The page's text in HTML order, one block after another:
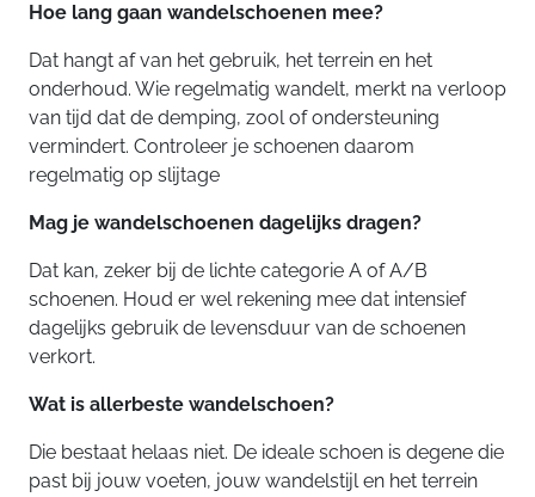
Hoe lang gaan wandelschoenen mee?
Dat hangt af van het gebruik, het terrein en het
onderhoud. Wie regelmatig wandelt, merkt na verloop
van tijd dat de demping, zool of ondersteuning
vermindert. Controleer je schoenen daarom
regelmatig op slijtage
Mag je wandelschoenen dagelijks dragen?
Dat kan, zeker bij de lichte categorie A of A/B
schoenen. Houd er wel rekening mee dat intensief
dagelijks gebruik de levensduur van de schoenen
verkort.
Wat is allerbeste wandelschoen?
Die bestaat helaas niet. De ideale schoen is degene die
past bij jouw voeten, jouw wandelstijl en het terrein